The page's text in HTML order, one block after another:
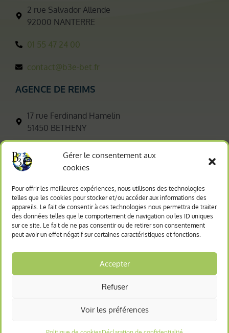
Gérer le consentement aux
cookies
Pour offrir les meilleures expériences, nous utilisons des technologies
telles que les cookies pour stocker et/ou accéder aux informations des
appareils. Le fait de consentir à ces technologies nous permettra de traiter
des données telles que le comportement de navigation ou les ID uniques
sur ce site. Le fait de ne pas consentir ou de retirer son consentement
peut avoir un effet négatif sur certaines caractéristiques et fonctions.
Accepter
Refuser
Voir les préférences
2 rue Salvador Allende
92000 NANTERRE
01 55 47 24 00
contact@b3e-bet.fr
AGENCE DE REIMS
17 rue Ferdinand Hamelin
51450 BETHENY
03 26 35 26 80
contact.reims@b3e-bet.fr
AGENCE DE BRETAGNE
50 rue du Président Sadate
29000 QUIMPER
Politique de cookies (UE) Mentions légales